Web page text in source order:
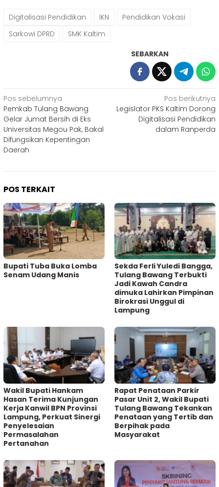
Digitalisasi Pendidikan IKN
Pendidikan Vokasi
Sarkowi DPRD
SMK Kaltim
SEBARKAN
Navigasi
pos
Pos sebelumnya
Pemkab Tulang Bawang
Gelar Jumat Bersih di Eks
Universitas Megou Pak, Bakal
Difungsikan Kepentingan
Daerah
Pos berikutnya
Legislator PKS Kaltim Dorong
Digitalisasi Pendidikan
dalam Ranperda
POS TERKAIT
Bupati Tuba Buka Lomba
Senam Udang Manis
Sekda Ferli Yuledi Bangga,
Tulang Bawang Terbukti
Jadi Kawah Candra
dimuka Lahirkan Pimpinan
Birokrasi Unggul di
Lampung
Wakil Bupati Hankam
Hasan Terima Kunjungan
Kerja Kanwil BPN Provinsi
Lampung, Perkuat Sinergi
Penyelesaian
Permasalahan
Pertanahan
Rapat Penataan Parkir
Pasar Unit 2, Wakil Bupati
Tulang Bawang Tekankan
Penataan yang Tertib dan
Berpihak pada
Masyarakat